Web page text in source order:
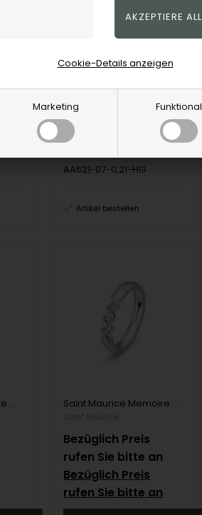
Marketing Funktional
Cookie-Details anzeigen
Aagaard
1.498,00
AA621-07-0,21-HG
Artikel bestellen
Saint Maurice Memoire Ring aus 14 Karat Weißgold mit 3 x 0,12 Karat Diamanten Saint Maurice Memoire Ring aus 14 Karat Weißgold mit 3 x 0,12 Karat Diamanten
Bezüglich Preis
rufen Sie bitte an
Bezüglich Preis
rufen Sie bitte an